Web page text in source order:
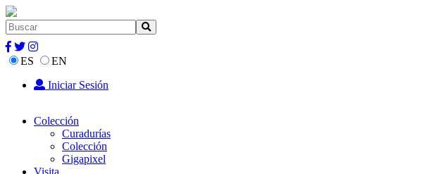
ES
EN
Iniciar Sesión
Colección
Curadurías
Colección
Gigapixel
Visita